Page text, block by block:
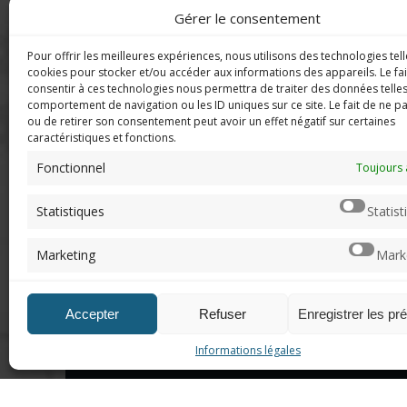
Gérer le consentement
Pour offrir les meilleures expériences, nous utilisons des technologies
cookies pour stocker et/ou accéder aux informations des appareils. Le
consentir à ces technologies nous permettra de traiter des données
comportement de navigation ou les ID uniques sur ce site. Le fait de ne
ou de retirer son consentement peut avoir un effet négatif sur certaines
caractéristiques et fonctions.
Fonctionnel Toujours
Statistiques
Marketing
Accepter Refuser Enregistrer les
Informations légales
Imerod.fr est un site traitant de
l'univers du jeu vidéo. Toute
reproduction partielle ou complète
sans autorisation préalable est
interdite.
Mentions légales
DERNIERS
en
de